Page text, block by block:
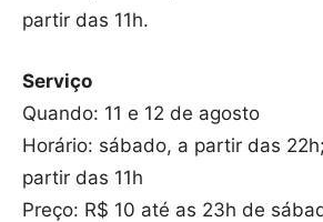
partir das 11h.
Serviço
Quando: 11 e 12 de agosto
Horário: sábado, a partir das
partir das 11h
Preço: R$ 10 até as 23h de